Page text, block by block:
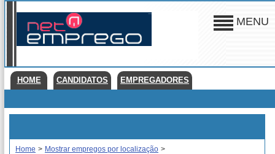
MENU
HOME CANDIDATOS EMPREGADORES
Home > Mostrar empregos por localização >